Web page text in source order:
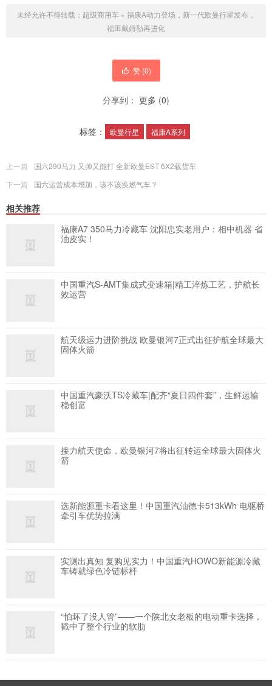
未经允许不得转载： 超级商用车» 福康A动力登场，新一代欧曼行星发布，
福田戴姆勒再进化
赞 (0)
分享到： 更多 (0)
标签： 欧曼行星 福康A系列
上一篇
国六290马力 又帅又能打 全新欧曼EST 6X2载货车
下一篇
国六运营成本增加，该不该换燃气车？
相关推荐
福康A7 350马力冷藏车 沈阳忠实老用户：相中机器 省
油皮实！
中国重汽S-AMT集成式变速箱|精工淬炼工艺，护航长
效运营
航天级运力进阶挑战 欧曼银河7正式出征护航全球最大
固体火箭
中国重汽豪沃TS冷藏车|配齐“夏日四件套”，生鲜运输
稳创富
接力航天使命，欧曼银河7将出征转运全球最大固体火
箭
选新能源重卡看这里！中国重汽汕德卡513kWh 电驱桥
牵引车优势拉满
实测出真知 复购见实力！中国重汽HOWO新能源冷藏
车铸就绿色冷链标杆
“怕坏了没人管”——一个陕北女老板的电动重卡选择，
戳中了整个行业的软肋